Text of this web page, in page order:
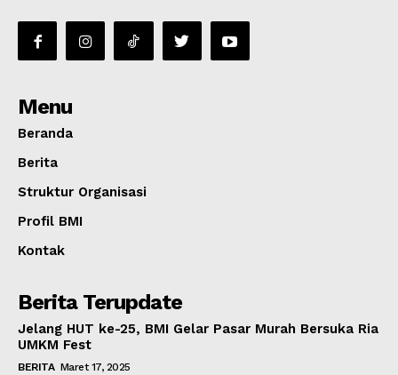
Menu
Beranda
Berita
Struktur Organisasi
Profil BMI
Kontak
Berita Terupdate
Jelang HUT ke-25, BMI Gelar Pasar Murah Bersuka Ria
UMKM Fest
BERITA Maret 17, 2025